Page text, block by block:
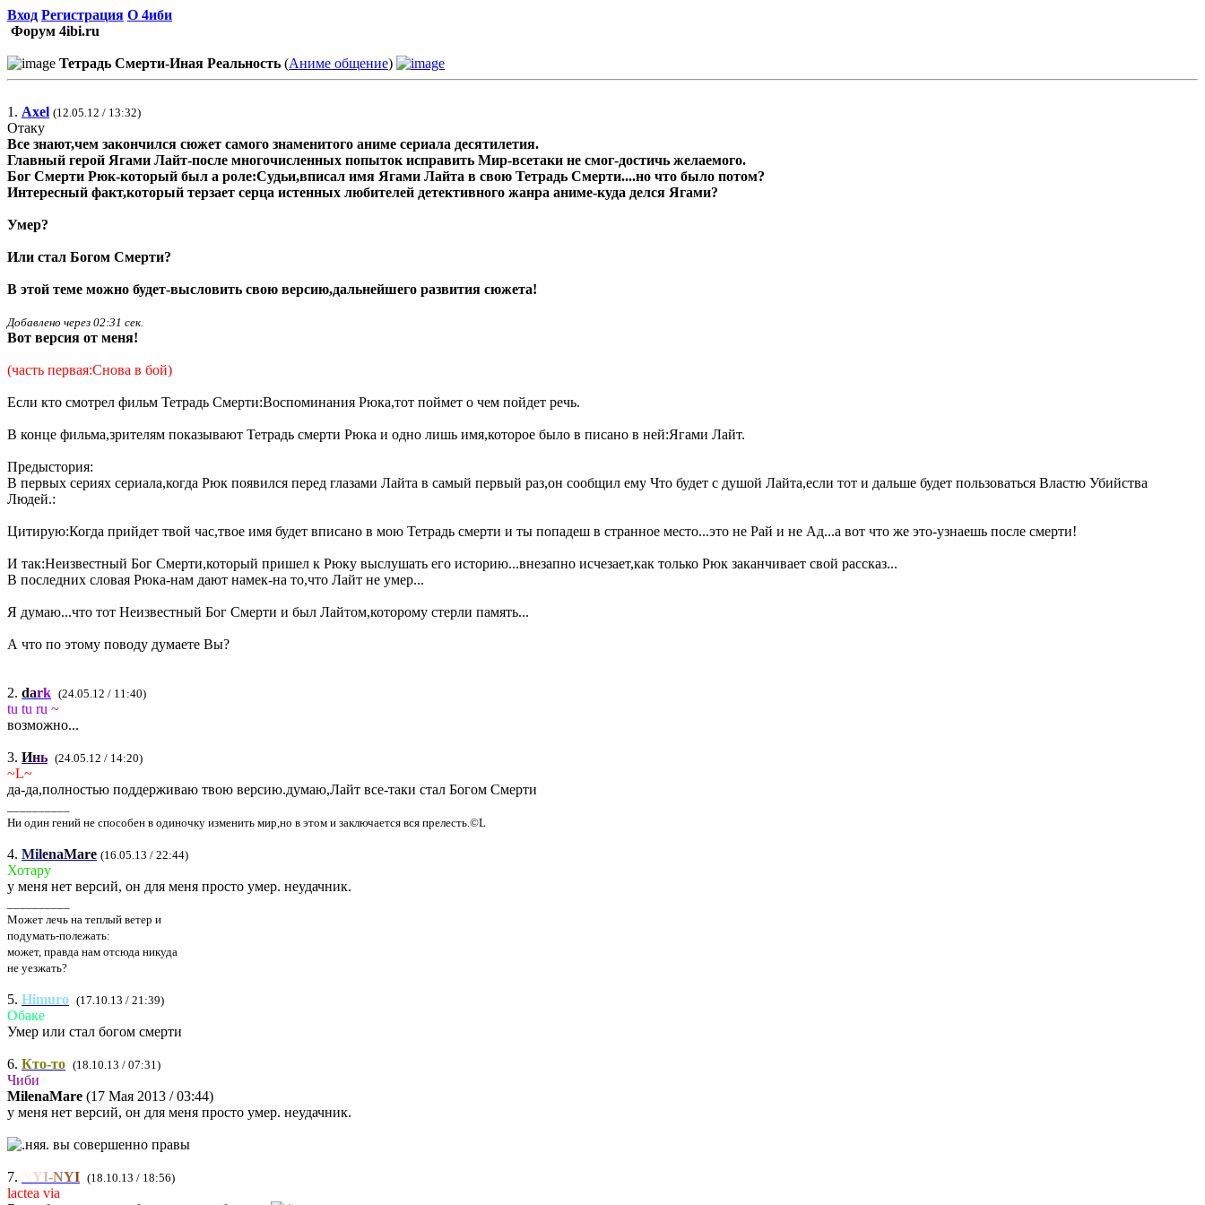
Вход Регистрация О 4иби
Форум 4ibi.ru
Тетрадь Смерти-Иная Реальность (Аниме общение)
1. Axel (12.05.12 / 13:32)
Отаку
Все знают,чем закончился сюжет самого знаменитого аниме сериала десятилетия.
Главный герой Ягами Лайт-после многочисленных попыток исправить Мир-всетаки не смог-достичь желаемого.
Бог Смерти Рюк-который был а роле:Судьи,вписал имя Ягами Лайта в свою Тетрадь Смерти....но что было потом?
Интересный факт,который терзает серца истенных любителей детективного жанра аниме-куда делся Ягами?
Умер?
Или стал Богом Смерти?
В этой теме можно будет-высловить свою версию,дальнейшего развития сюжета!
Добавлено через 02:31 сек.
Вот версия от меня!
(часть первая:Снова в бой)
Если кто смотрел фильм Тетрадь Смерти:Воспоминания Рюка,тот поймет о чем пойдет речь.
В конце фильма,зрителям показывают Тетрадь смерти Рюка и одно лишь имя,которое было в писано в ней:Ягами Лайт.
Предыстория:
В первых сериях сериала,когда Рюк появился перед глазами Лайта в самый первый раз,он сообщил ему Что будет с душой Лайта,если тот и дальше будет пользоваться Властю Убийства
Людей.:
Цитирую:Когда прийдет твой час,твое имя будет вписано в мою Тетрадь смерти и ты попадеш в странное место...это не Рай и не Ад...а вот что же это-узнаешь после смерти!
И так:Неизвестный Бог Смерти,который пришел к Рюку выслушать его историю...внезапно исчезает,как только Рюк заканчивает свой рассказ...
В последних словая Рюка-нам дают намек-на то,что Лайт не умер...
Я думаю...что тот Неизвестный Бог Смерти и был Лайтом,которому стерли память...
А что по этому поводу думаете Вы?
2. dark (24.05.12 / 11:40)
tu tu ru ~
возможно...
3. Инь (24.05.12 / 14:20)
~L~
да-да,полностью поддерживаю твою версию.думаю,Лайт все-таки стал Богом Смерти
Ни один гений не способен в одиночку изменить мир,но в этом и заключается вся прелесть.©L
4. MilenaMare (16.05.13 / 22:44)
Хотару
у меня нет версий, он для меня просто умер. неудачник.
Может лечь на теплый ветер и
подумать-полежать:
может, правда нам отсюда никуда
не уезжать?
5. Himuro (17.10.13 / 21:39)
Обаке
Умер или стал богом смерти
6. Кто-то (18.10.13 / 07:31)
Чиби
MilenaMare (17 Мая 2013 / 03:44)
у меня нет версий, он для меня просто умер. неудачник.
вы совершенно правы
7. YI-NYI (18.10.13 / 18:56)
lactea via